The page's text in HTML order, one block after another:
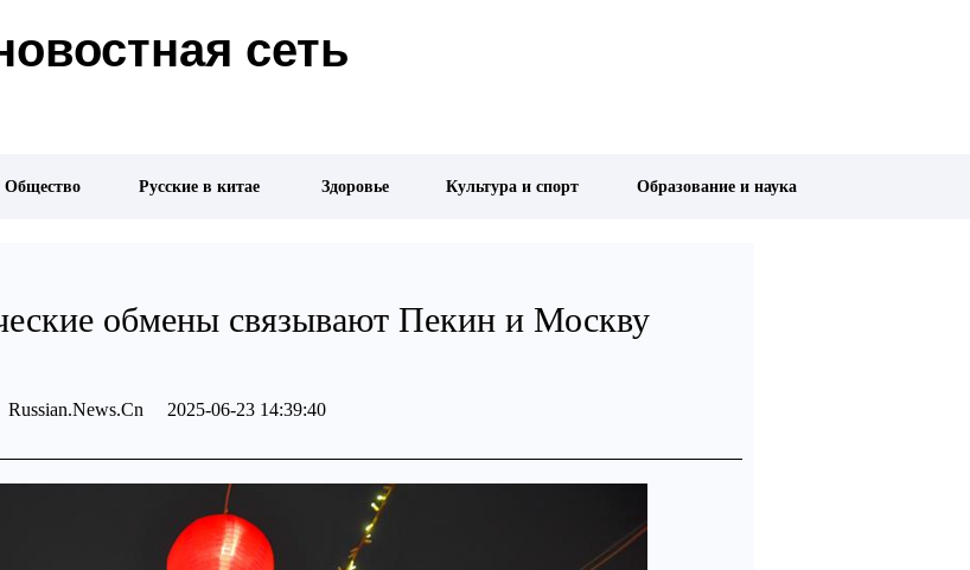
сеть
Общество Русские в китае Здоровье Культура и спорт Образование и наука
обмены связывают Пекин и Москву
Russian.News.Cn 2025-06-23 14:39:40